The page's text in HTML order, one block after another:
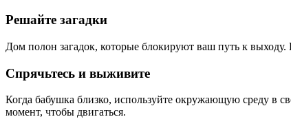
Решайте загадки
Дом полон загадок, которые блокируют ваш путь к
Спрячьтесь и выживите
Когда бабушка близко, используйте окружающую среду в
момент, чтобы двигаться.